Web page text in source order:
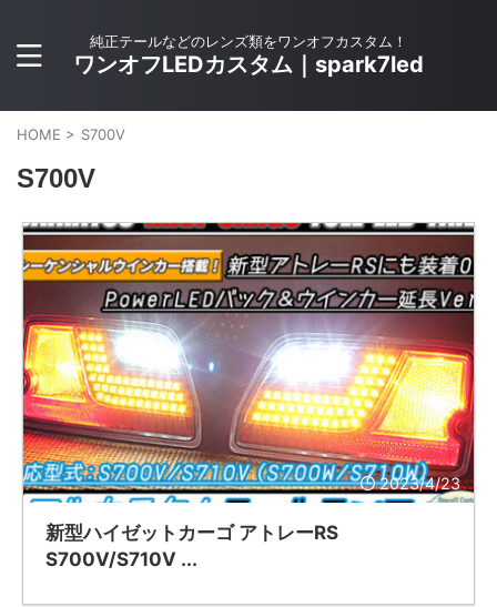
純正テールなどのレンズ類をワンオフカスタム！
ワンオフLEDカスタム｜spark7led
HOME > S700V
S700V
2023/4/23
新型ハイゼットカーゴ アトレーRS
S700V/S710V ...